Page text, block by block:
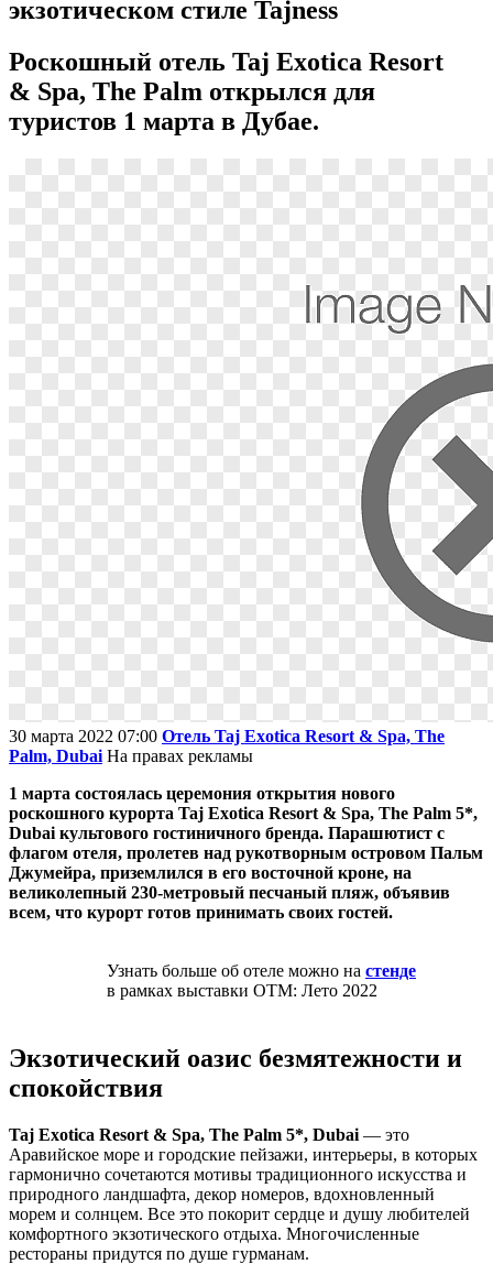
экзотическом стиле Tajness
Роскошный отель Taj Exotica Resort
& Spa, The Palm открылся для
туристов 1 марта в Дубае.
30 марта 2022 07:00 Отель Taj Exotica Resort & Spa, The
Palm, Dubai На правах рекламы
1 марта состоялась церемония открытия нового
роскошного курорта Taj Exotica Resort & Spa, The Palm 5*,
Dubai культового гостиничного бренда. Парашютист с
флагом отеля, пролетев над рукотворным островом Пальм
Джумейра, приземлился в его восточной кроне, на
великолепный 230-метровый песчаный пляж, объявив
всем, что курорт готов принимать своих гостей.
Узнать больше об отеле можно на стенде
в рамках выставки OTM: Лето 2022
Экзотический оазис безмятежности и
спокойствия
Taj Exotica Resort & Spa, The Palm 5*, Dubai — это
Аравийское море и городские пейзажи, интерьеры, в которых
гармонично сочетаются мотивы традиционного искусства и
природного ландшафта, декор номеров, вдохновленный
морем и солнцем. Все это покорит сердце и душу любителей
комфортного экзотического отдыха. Многочисленные
рестораны придутся по душе гурманам.